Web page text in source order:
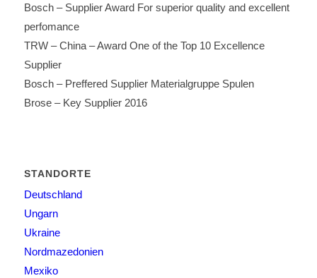
Bosch – Supplier Award For superior quality and excellent
perfomance
TRW – China – Award One of the Top 10 Excellence
Supplier
Bosch – Preffered Supplier Materialgruppe Spulen
Brose – Key Supplier 2016
STANDORTE
Deutschland
Ungarn
Ukraine
Nordmazedonien
Mexiko